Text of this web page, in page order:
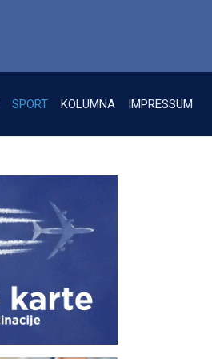
SPORT KOLUMNA IMPRESSUM